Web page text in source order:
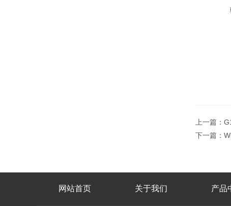
上一篇：
下一篇：
网站首页 关于我们 产品